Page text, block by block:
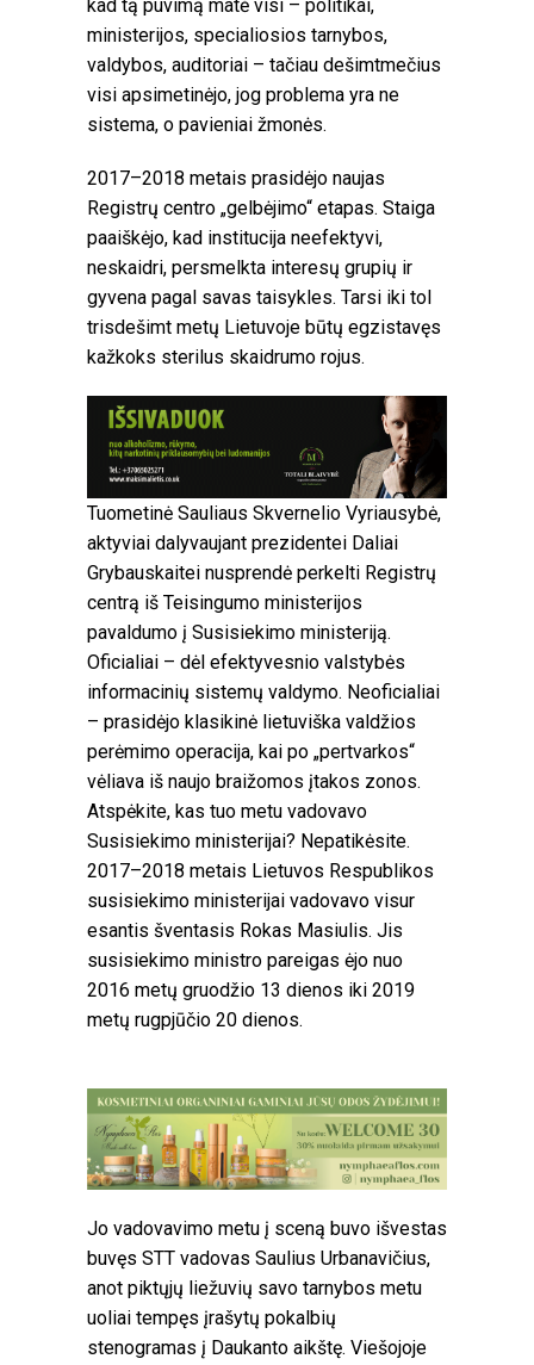
kad tą puvimą matė visi – politikai,
ministerijos, specialiosios tarnybos,
valdybos, auditoriai – tačiau dešimtmečius
visi apsimetinėjo, jog problema yra ne
sistema, o pavieniai žmonės.
2017–2018 metais prasidėjo naujas
Registrų centro „gelbėjimo“ etapas. Staiga
paaiškėjo, kad institucija neefektyvi,
neskaidri, persmelkta interesų grupių ir
gyvena pagal savas taisykles. Tarsi iki tol
trisdešimt metų Lietuvoje būtų egzistavęs
kažkoks sterilus skaidrumo rojus.
Tuometinė Sauliaus Skvernelio Vyriausybė,
aktyviai dalyvaujant prezidentei Daliai
Grybauskaitei nusprendė perkelti Registrų
centrą iš Teisingumo ministerijos
pavaldumo į Susisiekimo ministeriją.
Oficialiai – dėl efektyvesnio valstybės
informacinių sistemų valdymo. Neoficialiai
– prasidėjo klasikinė lietuviška valdžios
perėmimo operacija, kai po „pertvarkos“
vėliava iš naujo braižomos įtakos zonos.
Atspėkite, kas tuo metu vadovavo
Susisiekimo ministerijai? Nepatikėsite.
2017–2018 metais Lietuvos Respublikos
susisiekimo ministerijai vadovavo visur
esantis šventasis Rokas Masiulis. Jis
susisiekimo ministro pareigas ėjo nuo
2016 metų gruodžio 13 dienos iki 2019
metų rugpjūčio 20 dienos.
Jo vadovavimo metu į sceną buvo išvestas
buvęs STT vadovas Saulius Urbanavičius,
anot piktųjų liežuvių savo tarnybos metu
uoliai tempęs įrašytų pokalbių
stenogramas į Daukanto aikštę. Viešojoje